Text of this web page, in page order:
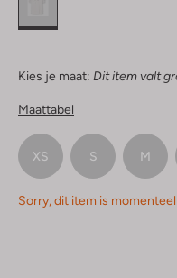
Kies je maat: Dit item valt
Maattabel
XS S M
Sorry, dit item is